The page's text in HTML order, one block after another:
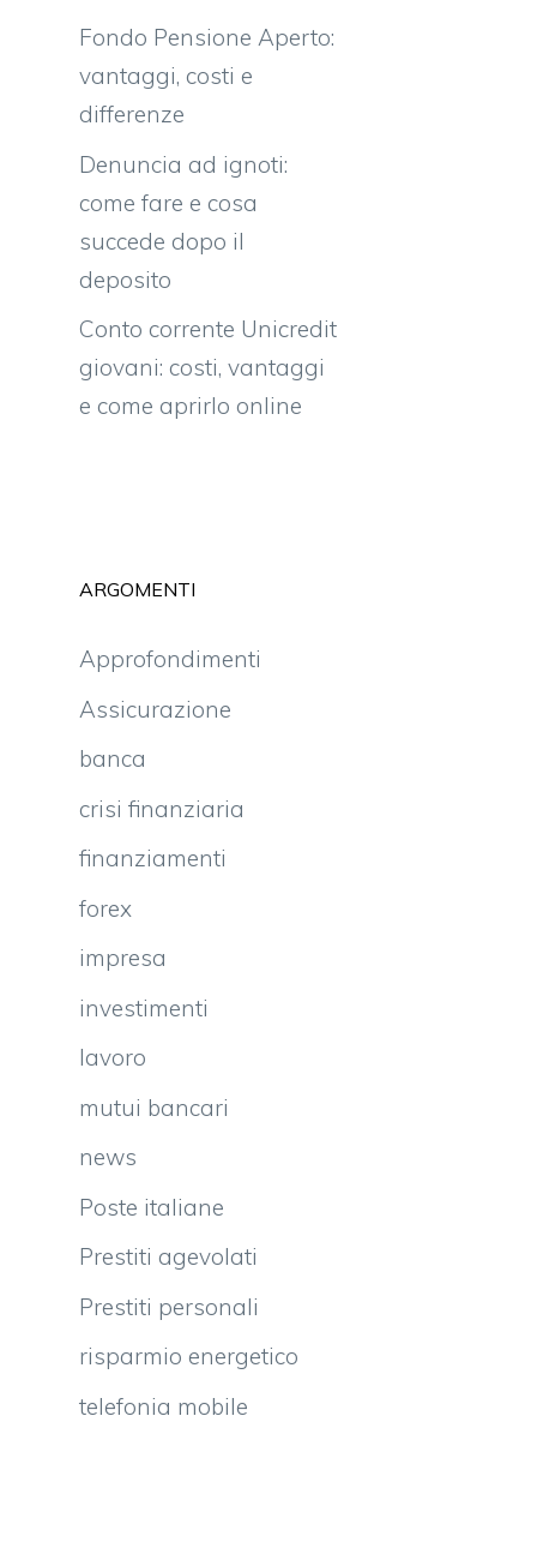
Fondo Pensione Aperto:
vantaggi, costi e
differenze
Denuncia ad ignoti:
come fare e cosa
succede dopo il
deposito
Conto corrente Unicredit
giovani: costi, vantaggi
e come aprirlo online
ARGOMENTI
Approfondimenti
Assicurazione
banca
crisi finanziaria
finanziamenti
forex
impresa
investimenti
lavoro
mutui bancari
news
Poste italiane
Prestiti agevolati
Prestiti personali
risparmio energetico
telefonia mobile